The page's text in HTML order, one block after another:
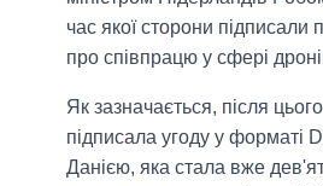
час якої сторони підписали
про співпрацю у сфері
Як зазначається, після
підписала угоду у форматі
Данією, яка стала вже